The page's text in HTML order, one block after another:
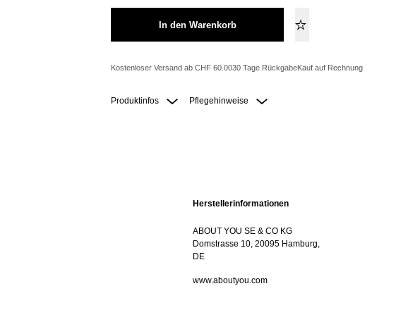
In den Warenkorb
Kostenloser Versand ab CHF 60.0030 Tage RückgabeKauf auf Rechnung
Produktinfos Pflegehinweise
Herstellerinformationen
ABOUT YOU SE & CO KG
Domstrasse 10, 20095 Hamburg,
DE
www.aboutyou.com